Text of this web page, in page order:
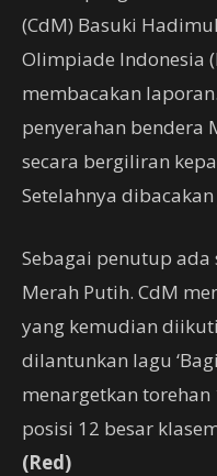
(CdM) Basuki
Olimpiade Indonesia
membacakan
penyerahan bendera
secara bergiliran
Setelahnya
Sebagai penutup ada
Merah Putih. CdM
yang kemudian
dilantunkan lagu
menargetkan
posisi 12 besar
(Red)